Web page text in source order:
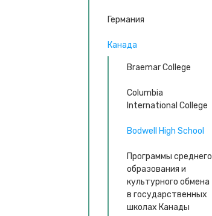
Германия
Канада
Braemar College
Columbia
International College
Bodwell High School
Программы среднего
образования и
культурного обмена
в государственных
школах Канады